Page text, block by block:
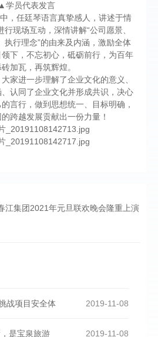
▲学员代表发言
，任廷琴语言真挚感人，讲述于情
现场互动，深情讲解“公司愿景、
执行理念”的由来及内涵，激励全体
下，不忘初心，砥砺前行，为百年
加瓦，再筑辉煌。
家进一步理解了企业文化的意义、
认同了企业文化并形成共识，决心
言行，做到思想统一、目标明确，
跨越发展贡献出一份力量！
江集团2021年元旦联欢晚会隆重上演
2019-11-08
战项目安全体
2019-11-08
是宝泉旅游